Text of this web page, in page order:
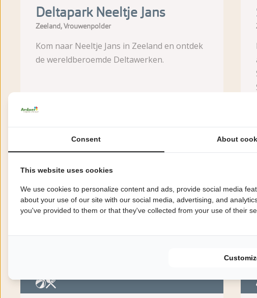
Afstand
28
Deltapark Neeltje Jans
Zeeland, Vrouwenpolder
Kom naar Neeltje Jans in Zeeland en ontdek
de wereldberoemde Deltawerken.
Meer informatie
Consent About
This website uses cookies
We use cookies to personalize content and ads, provide social media
about your use of our site with our social media, advertising, and
you've provided to them or that they've collected from your use of their